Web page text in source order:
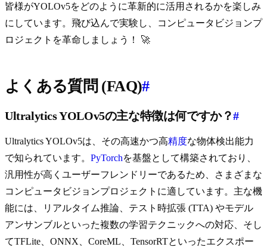
皆様がYOLOv5をどのように革新的に活用されるかを楽しみ
にしています。飛び込んで実験し、コンピュータビジョンプ
ロジェクトを革命しましょう！ 🚀
よくある質問 (FAQ)#
Ultralytics YOLOv5の主な特徴は何ですか？#
Ultralytics YOLOv5は、その高速かつ高精度な物体検出能力
で知られています。 PyTorchを基盤として構築されており、
汎用性が高くユーザーフレンドリーであるため、さまざまな
コンピュータビジョンプロジェクトに適しています。主な機
能には、リアルタイム推論、テスト時拡張 (TTA) やモデル
アンサンブルといった複数の学習テクニックへの対応、そし
てTFLite、ONNX、CoreML、TensorRTといったエクスポー